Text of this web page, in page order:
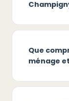
Que
ménage